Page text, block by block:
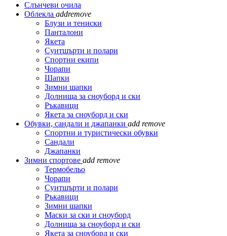
Слънчеви очила
Облекла addremove
Блузи и тениски
Панталони
Якета
Суитшърти и полари
Спортни екипи
Чорапи
Шапки
Зимни шапки
Долнища за сноуборд и ски
Ръкавици
Якета за сноуборд и ски
Обувки, сандали и джапанки add remove
Спортни и туристически обувки
Сандали
Джапанки
Зимни спортове add remove
Термобельо
Чорапи
Суитшърти и полари
Ръкавици
Зимни шапки
Маски за ски и сноуборд
Долнища за сноуборд и ски
Якета за сноуборд и ски